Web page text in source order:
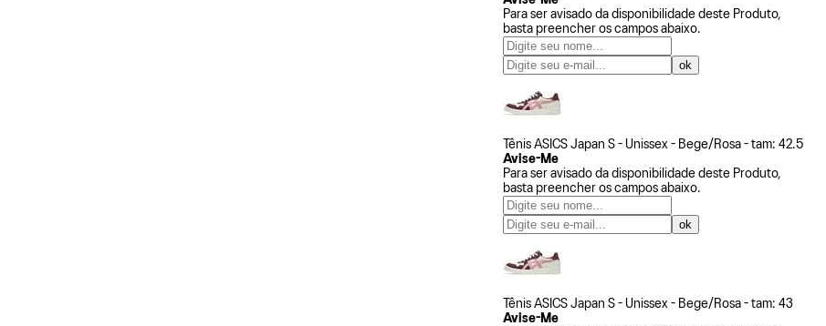
Para ser avisado da disponibilidade deste Produto,
basta preencher os campos abaixo.
Tênis ASICS Japan S - Unissex - Bege/Rosa - tam: 42.5
Avise-Me
Para ser avisado da disponibilidade deste Produto,
basta preencher os campos abaixo.
Tênis ASICS Japan S - Unissex - Bege/Rosa - tam: 43
Avise-Me